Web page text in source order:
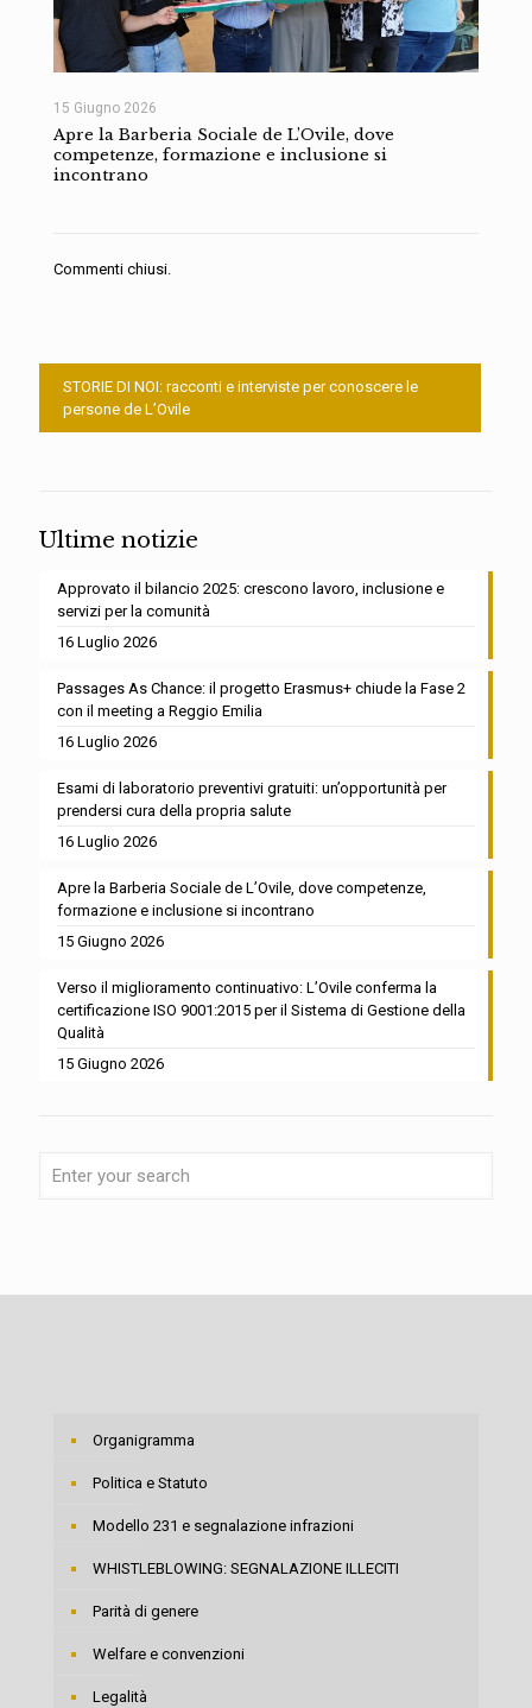
15 Giugno 2026
Apre la Barberia Sociale de L’Ovile, dove
competenze, formazione e inclusione si
incontrano
Commenti chiusi.
STORIE DI NOI: racconti e interviste per conoscere le
persone de L’Ovile
Ultime notizie
Approvato il bilancio 2025: crescono lavoro, inclusione e
servizi per la comunità
16 Luglio 2026
Passages As Chance: il progetto Erasmus+ chiude la Fase 2
con il meeting a Reggio Emilia
16 Luglio 2026
Esami di laboratorio preventivi gratuiti: un’opportunità per
prendersi cura della propria salute
16 Luglio 2026
Apre la Barberia Sociale de L’Ovile, dove competenze,
formazione e inclusione si incontrano
15 Giugno 2026
Verso il miglioramento continuativo: L’Ovile conferma la
certificazione ISO 9001:2015 per il Sistema di Gestione della
Qualità
15 Giugno 2026
Organigramma
Politica e Statuto
Modello 231 e segnalazione infrazioni
WHISTLEBLOWING: SEGNALAZIONE ILLECITI
Parità di genere
Welfare e convenzioni
Legalità